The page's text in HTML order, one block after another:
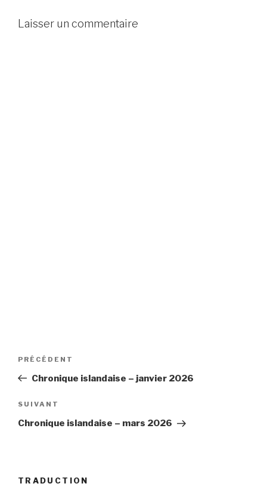
Laisser un commentaire
Navigation
l’article
Article
précédent
PRÉCÉDENT
Chronique islandaise – janvier 2026
Article
suivant
SUIVANT
Chronique islandaise – mars 2026
TRADUCTION